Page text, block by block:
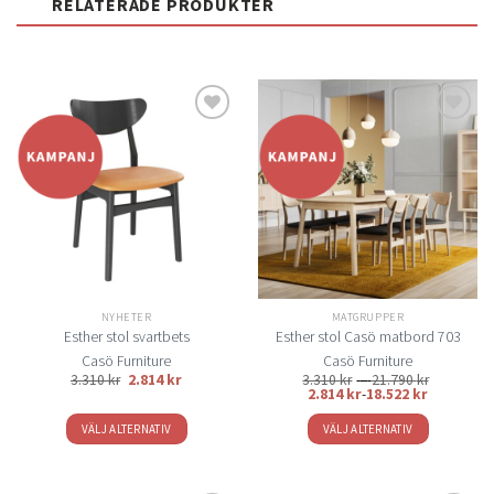
önskelistan
NYHETER
Esther stol svartbets
Casö Furniture
3.310kr 2.814kr
VÄLJ ALTERNATIV
Lägg
önskelistan
MATGRUPPER
Esther stol Casö matbord 703
Casö Furniture
3.310kr –21.790kr
2.814kr-18.522 kr
VÄLJ ALTERNATIV